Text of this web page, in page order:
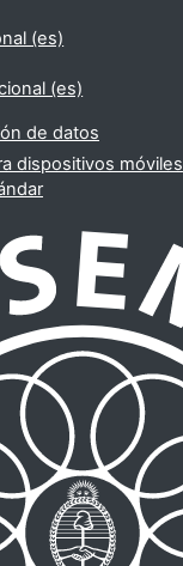
‎(es)‎
‎(es)‎
de datos
dispositivos móviles